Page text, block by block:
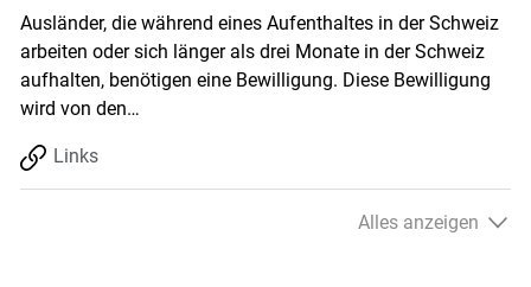
Ausländer, die während eines Aufenthaltes in der Schweiz
arbeiten oder sich länger als drei Monate in der Schweiz
aufhalten, benötigen eine Bewilligung. Diese Bewilligung
wird von den…
Links
Alles anzeigen